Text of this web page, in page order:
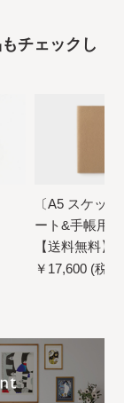
チェックし
〔A5 スケッ
ート&手帳用
【送料無料】
￥17,600 (税込